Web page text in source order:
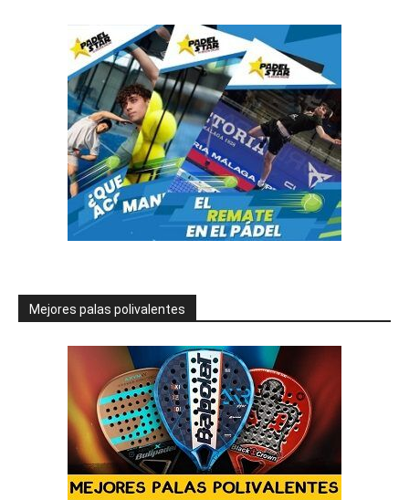
Mejores palas polivalentes